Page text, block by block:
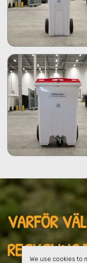
VARFÖR
RECYCLING
We use cookies to